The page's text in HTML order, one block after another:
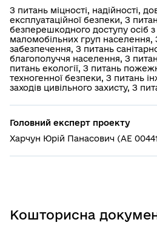
З питань міцності, надійності,
експлуатаційної безпеки, З
безперешкодного доступу осіб з
маломобільних груп населення,
забезпечення, З питань
благополуччя населення, З
питань екології, З питань
техногенної безпеки, З питань
заходів цивільного захисту, З
Головний експерт проекту
Харчун Юрій Панасович (АЕ
Кошторисна